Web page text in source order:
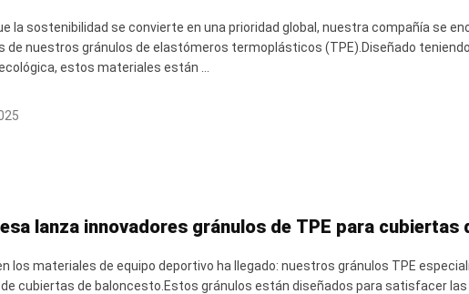
la sostenibilidad se convierte en una prioridad global, nuestra compañía se
de nuestros gránulos de elastómeros termoplásticos (TPE).Diseñado
estos materiales están ...
lanza innovadores gránulos de TPE para cubiertas
los materiales de equipo deportivo ha llegado: nuestros gránulos TPE
cubiertas de baloncesto.Estos gránulos están diseñados para satisfacer